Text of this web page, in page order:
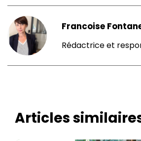
Francoise
Rédactrice et
Articles